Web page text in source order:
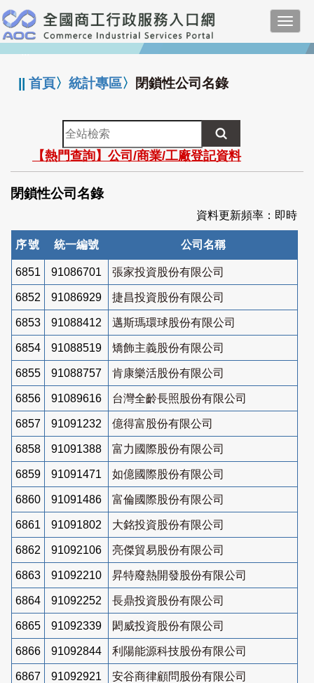
跳
到
主
要
:::
||首頁〉統計專區〉 閉鎖性公司名錄
全
站
檢
索
【熱門查詢】公司/商業/工廠登記資料
閉鎖性公司名錄
資料更新頻率：即時
序號 統一編號 公司名稱
6851 91086701 張家投資股份有限公司
6852 91086929 捷昌投資股份有限公司
6853 91088412 邁斯瑪環球股份有限公司
6854 91088519 矯飾主義股份有限公司
6855 91088757 肯康樂活股份有限公司
6856 91089616 台灣全齡長照股份有限公司
6857 91091232 億得富股份有限公司
6858 91091388 富力國際股份有限公司
6859 91091471 如億國際股份有限公司
6860 91091486 富倫國際股份有限公司
6861 91091802 大銘投資股份有限公司
6862 91092106 亮傑貿易股份有限公司
6863 91092210 昇特廢熱開發股份有限公司
6864 91092252 長鼎投資股份有限公司
6865 91092339 閎威投資股份有限公司
6866 91092844 利陽能源科技股份有限公司
6867 91092921 安谷商律顧問股份有限公司